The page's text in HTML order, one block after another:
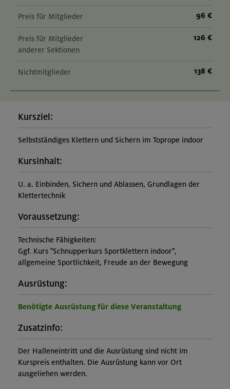
Preis für Mitglieder 96 €
Preis für Mitglieder
anderer Sektionen
126 €
Nichtmitglieder 138 €
Kursziel:
Selbstständiges Klettern und Sichern im Toprope indoor
Kursinhalt:
U. a. Einbinden, Sichern und Ablassen, Grundlagen der
Klettertechnik
Voraussetzung:
Technische Fähigkeiten:
Ggf. Kurs "Schnupperkurs Sportklettern indoor",
allgemeine Sportlichkeit, Freude an der Bewegung
Ausrüstung:
Benötigte Ausrüstung für diese Veranstaltung
Zusatzinfo:
Der Halleneintritt und die Ausrüstung sind nicht im
Kurspreis enthalten. Die Ausrüstung kann vor Ort
ausgeliehen werden.